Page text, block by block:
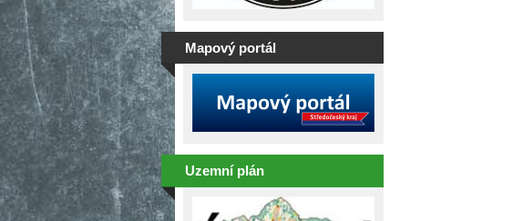
Mapový portál
Uzemní plán